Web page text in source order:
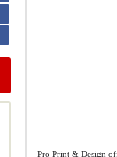
Pro Print & Design